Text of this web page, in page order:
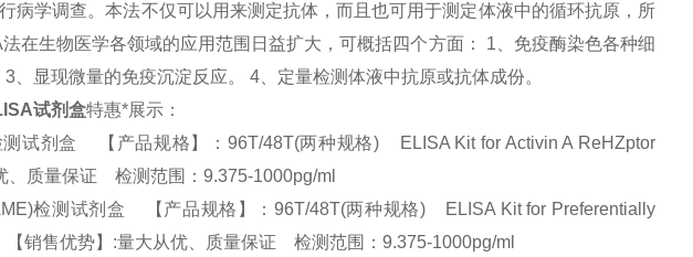
病学调查。本法不仅可以用来测定抗体，而且也可用于测定体液中的循环抗原，所
法在生物医学各领域的应用范围日益扩大，可概括四个方面： 1 、免疫酶染色各种细
3 、显现微量的免疫沉淀反应。 4 、定量检测体液中抗原或抗体成份。
试剂盒特惠*展示：
试剂盒 【产品规格】：96T/48T(两种规格) ELISA Kit for Activin A ReHZptor
、质量保证 检测范围：9.375-1000pg/ml
检测试剂盒 【产品规格】：96T/48T(两种规格) ELISA Kit for Preferentially
销售优势】:量大从优、质量保证 检测范围：9.375-1000pg/ml